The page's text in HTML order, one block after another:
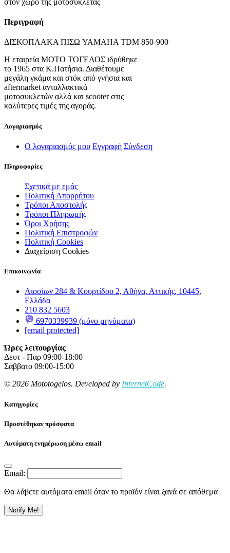
Περιγραφή
ΔΙΣΚΟΠΛΑΚΑ ΠΙΣΩ YAMAHA TDM 850-900
Η εταιρεία ΜΟΤΟ ΤΟΓΕΛΟΣ ιδρύθηκε
το 1965 στα Κ.Πατήσια. Διαθέτουμε
μεγάλη γκάμα και στόκ από γνήσια και
aftermarket ανταλλακτικά
μοτοσυκλετών αλλά και scooter στις
καλύτερες τιμές της αγοράς.
Λογαριασμός
Ο λογαριασμός μου Εγγραφή Σύνδεση
Πληροφορίες
Σχετικά με εμάς
Πολιτική Απορρήτου
Τρόποι Αποστολής
Τρόποι Πληρωμής
Όροι Χρήσης
Πολιτική Επιστροφών
Πολιτική Cookies
Διαχείριση Cookies
Επικοινωνία
Λιοσίων 284 & Κουρτίδου 2, Αθήνα, Αττικής, 10445,
Ελλάδα
210 832 5603
6970339939 (μόνο μηνύματα)
[email protected]
Ώρες λειτουργίας
Δευτ - Παρ 09:00-18:00
Σάββατο 09:00-15:00
© 2026 Mototogelos. Developed by InternetCode.
Κατηγορίες
Προστέθηκαν πρόσφατα
Αυτόματη ενημέρωση μέσω email
Email:
Θα λάβετε αυτόματα email όταν το προϊόν είναι ξανά σε απόθεμα
Notify Me!